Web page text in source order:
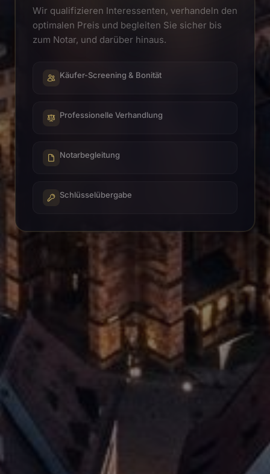
Wir qualifizieren Interessenten, verhandeln den
optimalen Preis und begleiten Sie sicher bis
zum Notar, und darüber hinaus.
Käufer-Screening & Bonität
Professionelle Verhandlung
Notarbegleitung
Schlüsselübergabe